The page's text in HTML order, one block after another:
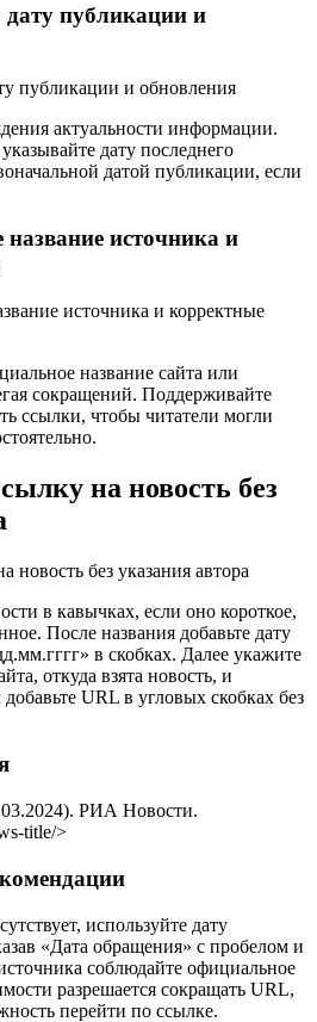
публикации и
актуальности информации.
дату последнего
датой публикации, если
название источника и
название сайта или
сокращений. Поддерживайте
ссылки, чтобы читатели могли
на новость без
в кавычках, если оно короткое,
После названия добавьте дату
в скобках. Далее укажите
откуда взята новость, и
URL в угловых скобках без
РИА Новости.
title/>
используйте дату
«Дата обращения» с пробелом и
соблюдайте официальное
разрешается сокращать URL,
перейти по ссылке.